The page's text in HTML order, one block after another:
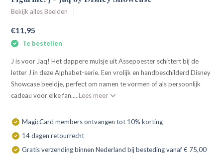
Bekijk alles Beelden
€11,95
Te bestellen
J is voor Jaq! Het dappere muisje uit Assepoester schittert bij de
letter J in deze Alphabet-serie. Een vrolijk en handbeschilderd Disney
Showcase beeldje, perfect om namen te vormen of als persoonlijk
cadeau voor elke fan.... Lees meer
MagicCard members ontvangen tot 10% korting
14 dagen retourrecht
Gratis verzending binnen Nederland bij besteding vanaf € 75,00